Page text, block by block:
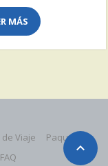
MÁS

de Viaje
Paquetes
FAQ